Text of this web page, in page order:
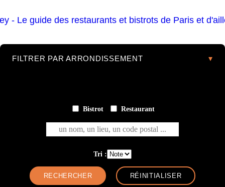
FILTRER PAR ARRONDISSEMENT
Bistrot Restaurant
un nom, un lieu, un code postal ...
Tri :